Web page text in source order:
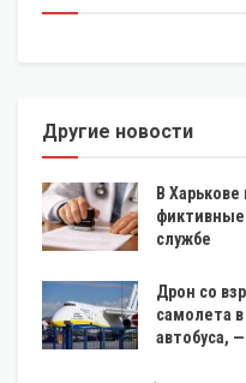
Другие новости
В
фиктивные
службе
Дрон со
самолета
автобуса,